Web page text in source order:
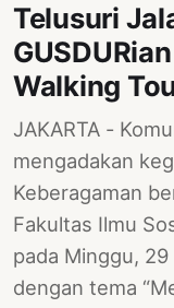
Telusuri
Walking
JAKARTA -
mengadakan
Keberagaman
Fakultas Ilmu
pada Minggu,
dengan tema